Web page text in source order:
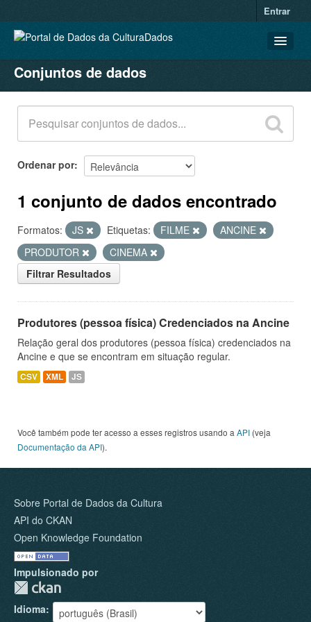
Entrar
CONJUNTOS DE DADOS
ORGANIZAÇÕES
GRUPOS
SOBRE
Conjuntos de dados
Ordenar por
1 conjunto de dados encontrado
Formatos: JS Etiquetas: FILME
ANCINE
PRODUTOR
CINEMA
Filtrar Resultados
Produtores (pessoa física) Credenciados na Ancine
Relação geral dos produtores (pessoa física) credenciados na
Ancine e que se encontram em situação regular.
CSV XML JS
Você também pode ter acesso a esses registros usando a API (veja
Documentação da API).
Sobre Portal de Dados da Cultura
API do CKAN
Open Knowledge Foundation
Impulsionado por
Idioma